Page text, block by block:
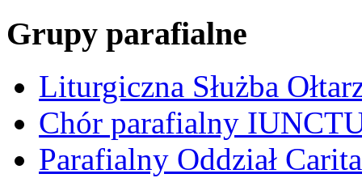
Grupy parafialne
Liturgiczna Służba
Chór parafialny
Parafialny Oddział